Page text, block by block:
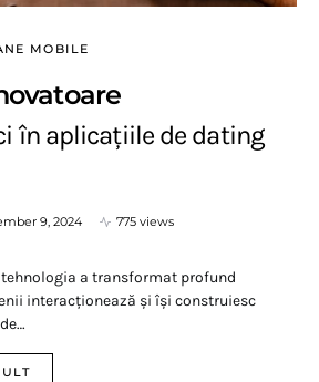
MOBILE
în aplicațiile de dating
9, 2024
775 views
a transformat profund
interacționează și își construiesc